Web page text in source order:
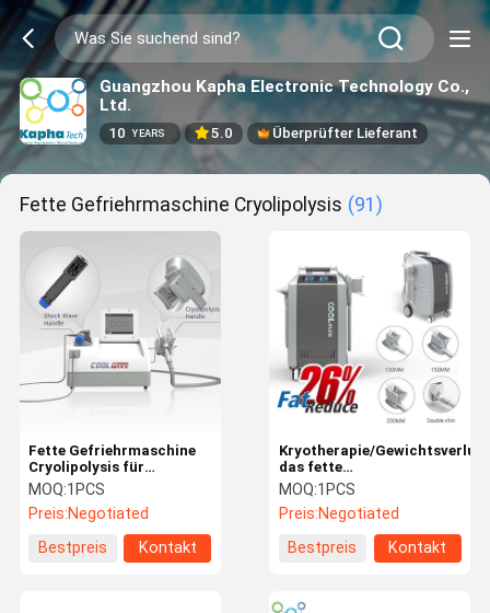
Guangzhou Kapha Electronic Technology Co.,
Ltd.
10 YEARS 5.0 Überprüfter Lieferant
Fette Gefriehrmaschine Cryolipolysis (91)
Fette Gefriehrmaschine
Cryolipolysis für
Behandlung des
Fettabbau-ED
MOQ:1PCS
Preis:Negotiated
Bestpreis
Kontakt
Kryotherapie/
das fette
Gefriehrmaschine-beste
Preis Cryolipolysis-
Vakuumtherapie-
Maschine Cryolipolysis
abnimmt
MOQ:1PCS
Preis:Negotiated
Bestpreis
Kontakt